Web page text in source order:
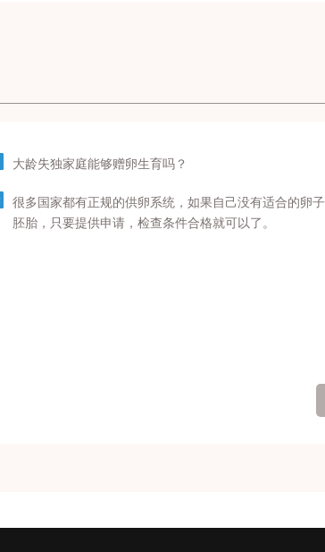
大龄失独家庭能够赠卵生育吗？
很多国家都有正规的供卵系统，如果自己没有适合的卵
胚胎，只要提供申请，检查条件合格就可以了。